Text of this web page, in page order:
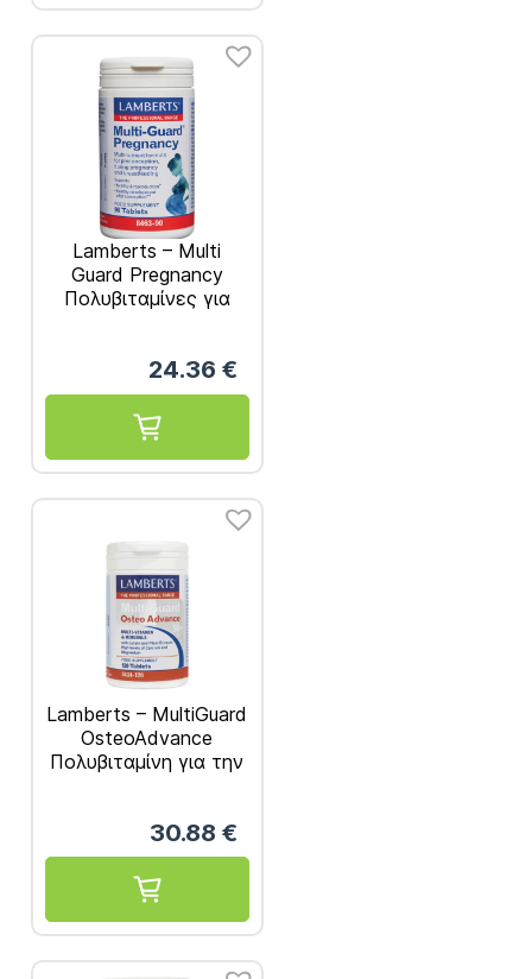
Lamberts – Multi
Guard Pregnancy
Πολυβιταμίνες για
24.36 €
Lamberts – MultiGuard
OsteoAdvance
Πολυβιταμίνη για την
50+ Χρονών 120tabs
30.88 €